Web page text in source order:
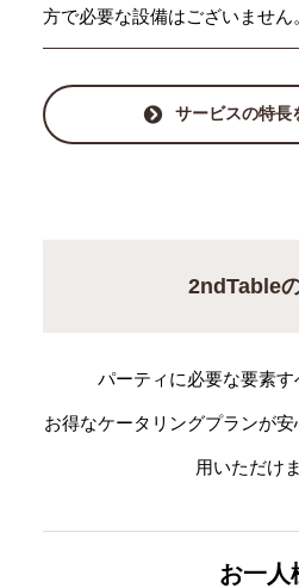
方で必要な設備はございません
サービスの特長
2ndTable
パーティに必要な要素す
お得なケータリングプランが
用いただけ
お一人